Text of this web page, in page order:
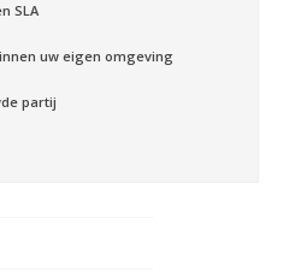
SLA
uw eigen omgeving
partij